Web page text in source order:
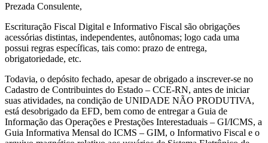
Prezada Consulente,
Escrituração Fiscal Digital e Informativo Fiscal são obrigações
acessórias distintas, independentes, autônomas; logo cada uma
possui regras específicas, tais como: prazo de entrega,
obrigatoriedade, etc.
Todavia, o depósito fechado, apesar de obrigado a inscrever-se no
Cadastro de Contribuintes do Estado – CCE-RN, antes de iniciar
suas atividades, na condição de UNIDADE NÃO PRODUTIVA,
está desobrigado da EFD, bem como de entregar a Guia de
Informação das Operações e Prestações Interestaduais – GI/ICMS, a
Guia Informativa Mensal do ICMS – GIM, o Informativo Fiscal e o